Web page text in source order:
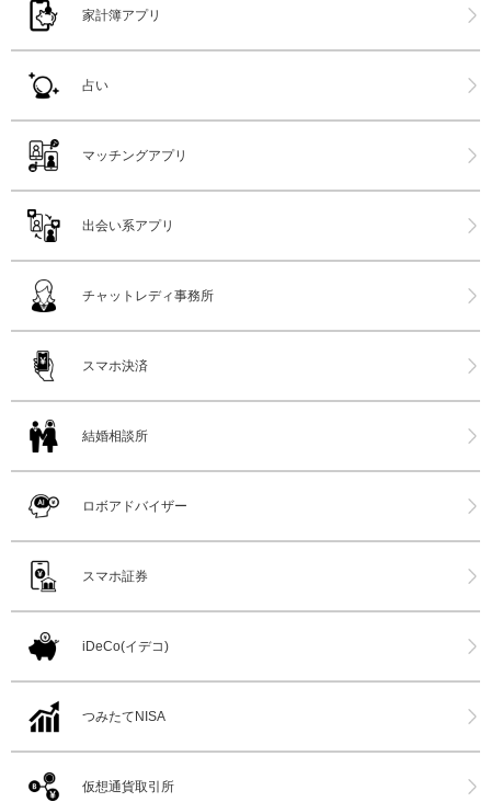
家計簿アプリ
占い
マッチングアプリ
出会い系アプリ
チャットレディ事務所
スマホ決済
結婚相談所
ロボアドバイザー
スマホ証券
iDeCo(イデコ)
つみたてNISA
仮想通貨取引所